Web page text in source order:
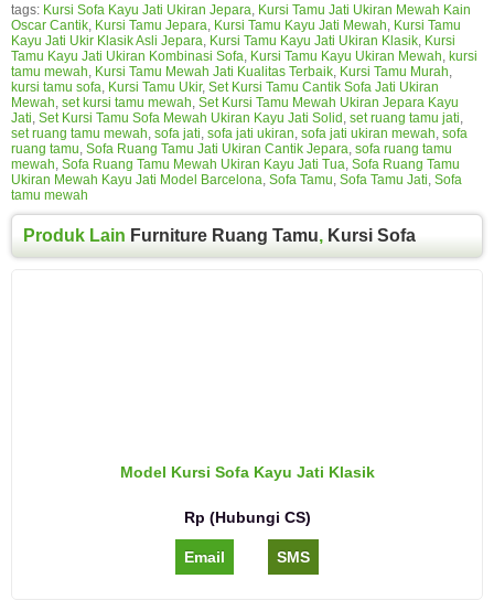
tags: Kursi Sofa Kayu Jati Ukiran Jepara, Kursi Tamu Jati Ukiran Mewah Kain
Oscar Cantik, Kursi Tamu Jepara, Kursi Tamu Kayu Jati Mewah, Kursi Tamu
Kayu Jati Ukir Klasik Asli Jepara, Kursi Tamu Kayu Jati Ukiran Klasik, Kursi
Tamu Kayu Jati Ukiran Kombinasi Sofa, Kursi Tamu Kayu Ukiran Mewah, kursi
tamu mewah, Kursi Tamu Mewah Jati Kualitas Terbaik, Kursi Tamu Murah,
kursi tamu sofa, Kursi Tamu Ukir, Set Kursi Tamu Cantik Sofa Jati Ukiran
Mewah, set kursi tamu mewah, Set Kursi Tamu Mewah Ukiran Jepara Kayu
Jati, Set Kursi Tamu Sofa Mewah Ukiran Kayu Jati Solid, set ruang tamu jati,
set ruang tamu mewah, sofa jati, sofa jati ukiran, sofa jati ukiran mewah, sofa
ruang tamu, Sofa Ruang Tamu Jati Ukiran Cantik Jepara, sofa ruang tamu
mewah, Sofa Ruang Tamu Mewah Ukiran Kayu Jati Tua, Sofa Ruang Tamu
Ukiran Mewah Kayu Jati Model Barcelona, Sofa Tamu, Sofa Tamu Jati, Sofa
tamu mewah
Produk Lain Furniture Ruang Tamu, Kursi Sofa
Model Kursi Sofa Kayu Jati Klasik
Rp (Hubungi CS)
Email SMS